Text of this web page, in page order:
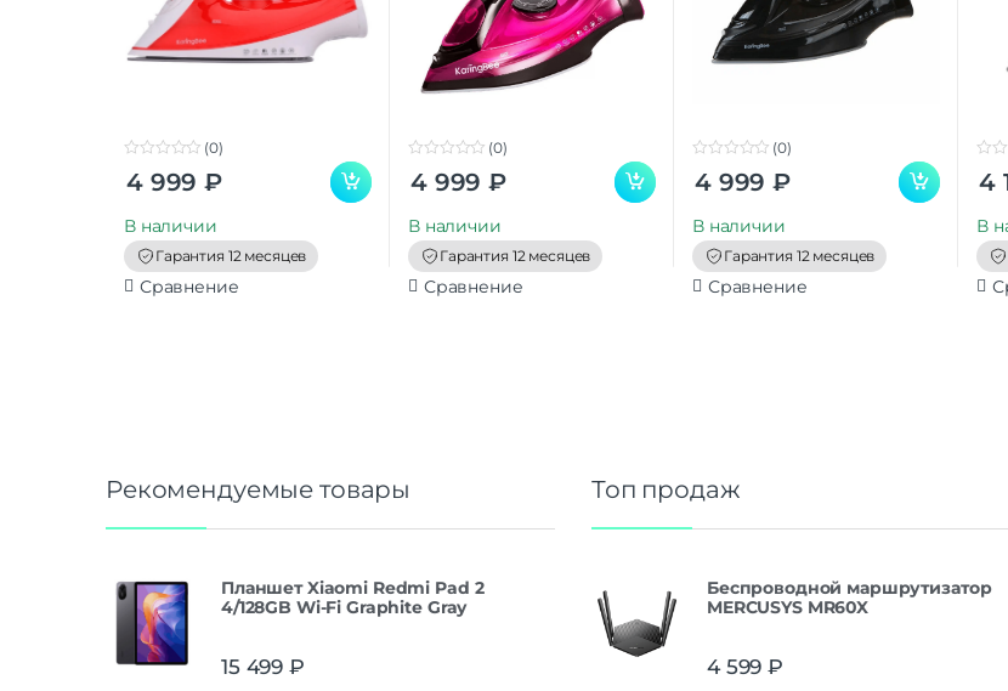
o
o
(0)
4 999 ₽
В наличии
Гарантия 12 месяцев
Сравнение
o
o
(0)
4 999 ₽
В наличии
Гарантия 12 месяцев
Сравнение
o
o
(0)
4 999 ₽
В наличии
Гарантия 12 месяцев
Сравнение
o
o
4
В
Рекомендуемые товары
Планшет Xiaomi Redmi Pad 2
4/128GB Wi-Fi Graphite Gray
15 499 ₽
Топ продаж
Беспроводной маршрутизатор
MERCUSYS MR60X
4 599 ₽